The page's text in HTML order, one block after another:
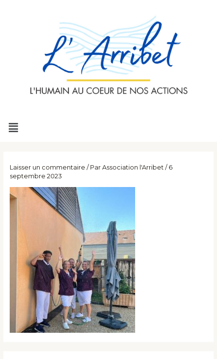
Menu
Laisser un commentaire / Par Association l'Arribet / 6
septembre 2023